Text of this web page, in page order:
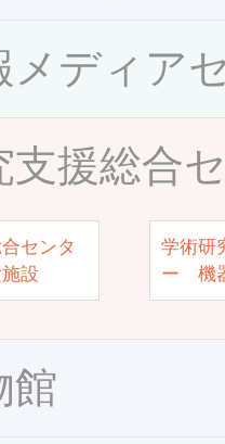
メディア
支援総合
センタ
設
学術研
ー 機
館